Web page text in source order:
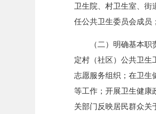
卫生院、村卫生室、街
任公共卫生委员会成员
（二）明确基本
定村（社区）公共卫生
志愿服务组织；在卫生
等工作；开展卫生健康
关部门反映居民群众关